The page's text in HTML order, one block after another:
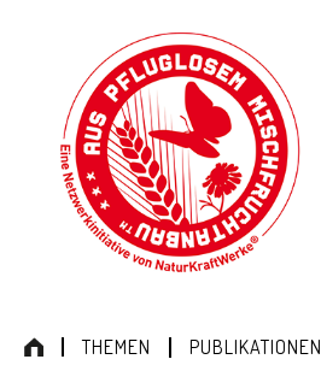
THEMEN PUBLIKATIONEN